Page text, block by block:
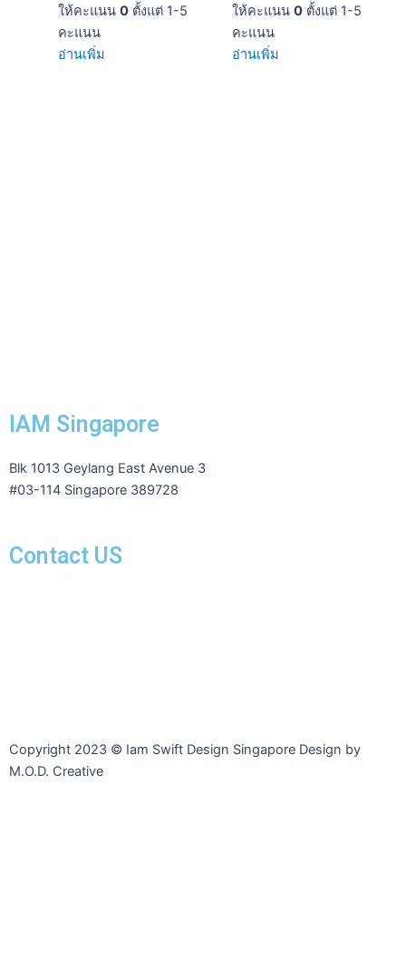
ให้คะแนน 0ตั้งแต่ 1-5
คะแนน
อ่านเพิ่ม
ให้คะแนน 0ตั้งแต่ 1-5
คะแนน
อ่านเพิ่ม
IAM Singapore
Blk 1013 Geylang East Avenue 3
#03-114 Singapore 389728
Contact US
Copyright 2023 © Iam Swift Design Singapore Design by
M.O.D. Creative